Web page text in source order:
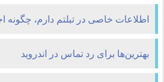
اطلاعات خاصی در تبلتم دارم، چگونه
بهترین‌ها برای رد تماس در اندروید